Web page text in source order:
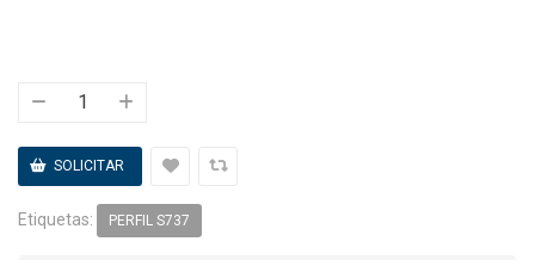
Etiquetas: PERFIL S737